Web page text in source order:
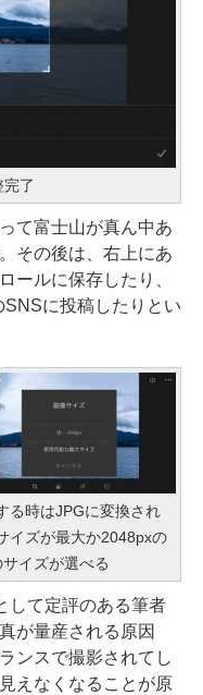
了
て富士山が真ん中あ
その後は、右上にあ
ールに保存したり、
に投稿したりとい
る時はJPGに変換され
イズが最大か2048pxの
イズが選べる
して定評のある筆者
が量産される原因
ンスで撮影されてし
えなくなることが原